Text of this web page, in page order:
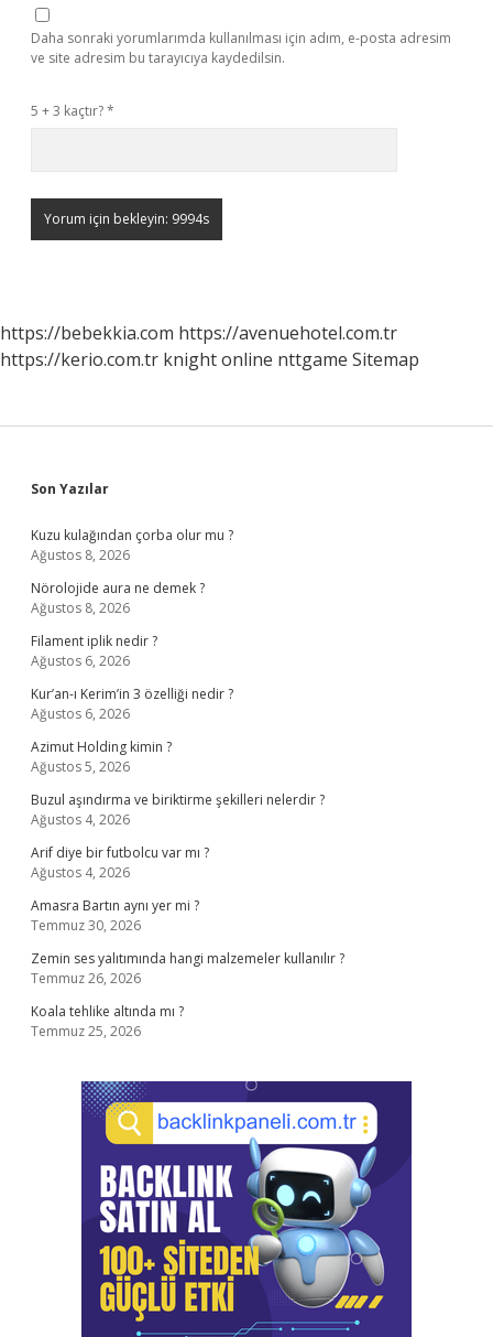
Daha sonraki yorumlarımda kullanılması için adım, e-posta adresim
ve site adresim bu tarayıcıya kaydedilsin.
5 + 3 kaçtır?*
https://bebekkia.com https://avenuehotel.com.tr
https://kerio.com.tr knight online nttgame Sitemap
Sidebar
Son Yazılar
Kuzu kulağından çorba olur mu ?
Ağustos 8, 2026
Nörolojide aura ne demek ?
Ağustos 8, 2026
Filament iplik nedir ?
Ağustos 6, 2026
Kur’an-ı Kerim’in 3 özelliği nedir ?
Ağustos 6, 2026
Azimut Holding kimin ?
Ağustos 5, 2026
Buzul aşındırma ve biriktirme şekilleri nelerdir ?
Ağustos 4, 2026
Arif diye bir futbolcu var mı ?
Ağustos 4, 2026
Amasra Bartın aynı yer mi ?
Temmuz 30, 2026
Zemin ses yalıtımında hangi malzemeler kullanılır ?
Temmuz 26, 2026
Koala tehlike altında mı ?
Temmuz 25, 2026